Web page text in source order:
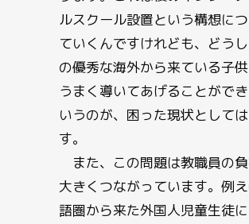
ルスクール設置という構想に
ていくんですけれども、どう
の優秀な海外から来ている子
うまく導いてあげることがで
いうのが、困った現状として
す。
また、この問題は教職員の
大きくつながっています。例
語圏から来た外国人児童生徒